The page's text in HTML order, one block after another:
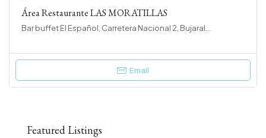
Área Restaurante LAS MORATILLAS
Email
Featured Listings